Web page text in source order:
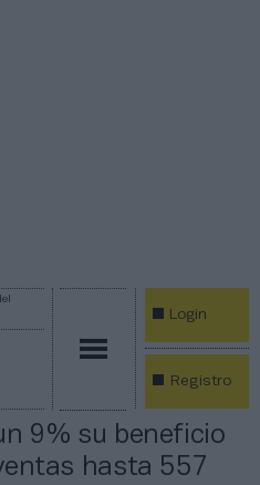
Login
Registro
9% su beneficio
hasta 557